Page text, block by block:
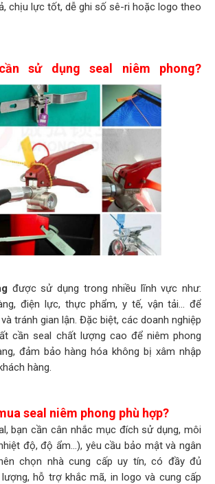
chịu lực tốt, dễ ghi số sê-ri hoặc logo theo
sử dụng seal niêm phong?
được sử dụng trong nhiều lĩnh vực như:
điện lực, thực phẩm, y tế, vận tải... để
tránh gian lận. Đặc biệt, các doanh nghiệp
cần seal chất lượng cao để niêm phong
đảm bảo hàng hóa không bị xâm nhập
hàng.
seal niêm phong phù hợp?
bạn cần cân nhắc mục đích sử dụng, môi
độ, độ ẩm…), yêu cầu bảo mật và ngân
chọn nhà cung cấp uy tín, có đầy đủ
hỗ trợ khắc mã, in logo và cung cấp